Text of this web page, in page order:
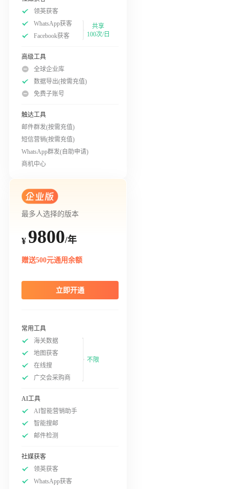
领英获客
WhatsApp获客
Facebook获客
共享
100次/日
高级工具
全球企业库
数据导出(按需充值)
免费子账号
触达工具
邮件群发(按需充值)
短信营销(按需充值)
WhatsApp群发(自助申请)
商机中心
最多人选择的版本
¥ 9800/年
赠送500元通用余额
立即开通
常用工具
海关数据
地图获客
在线搜
广交会采购商
不限
AI工具
AI智能营销助手
智能搜邮
邮件检测
社媒获客
领英获客
WhatsApp获客